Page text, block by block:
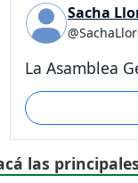
Sacha
La Asamblea
las